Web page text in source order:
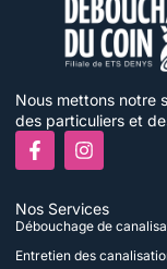
Nous mettons notre
des particuliers et
F
a
b
o
o
I
n
t
a
g
r
Nos Services
Débouchage de
Entretien des